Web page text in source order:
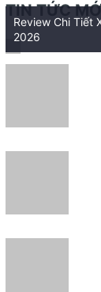
TIN TỨC
Review Chi Tiết
2026